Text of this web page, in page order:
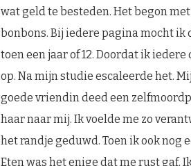
wat geld te besteden. Het begon
bonbons. Bij iedere pagina mocht ik
toen een jaar of 12. Doordat ik
op. Na mijn studie escaleerde het.
goede vriendin deed een
haar naar mij. Ik voelde me zo
het randje geduwd. Toen ik ook nog
Eten was het enige dat me rust gaf.